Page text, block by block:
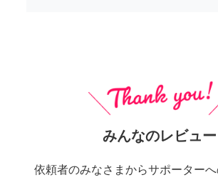
みんなのレビュー
依頼者のみなさまからサポーター